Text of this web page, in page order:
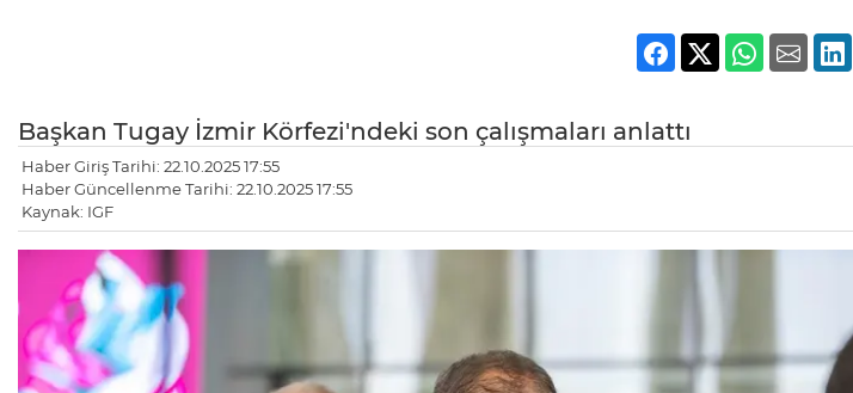
Başkan Tugay İzmir Körfezi'ndeki son çalışmaları anlattı
Haber Giriş Tarihi: 22.10.2025 17:55
Haber Güncellenme Tarihi: 22.10.2025 17:55
Kaynak: IGF